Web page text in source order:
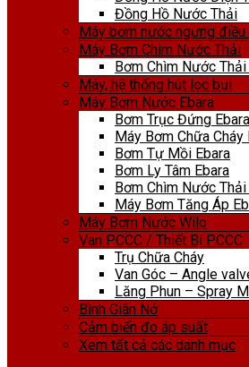
Đồng Hồ Nước Thải
Máy bơm nước ngưng điều
Máy Bơm Chìm Nước Thải
Bơm Chìm Nước
Máy, hệ thống hút lọc bụi
Máy Bơm Nước Ebara
Bơm Trục Đứng Ebara
Máy Bơm Chữa Cháy
Bơm Tự Mồi Ebara
Bơm Ly Tâm Ebara
Bơm Chìm Nước Thải
Máy Bơm Tăng Áp
Máy Bơm Nước Wilo
Van PCCC / Thiết Bị PCCC
Trụ Chữa Cháy
Van Góc – Angle
Lăng Phun – Spray
Bình Giãn Nở
Cảm biến đo áp suất
Xem tất cả các danh mục